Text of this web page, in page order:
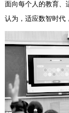
面向每个人的教育、
认为，适应数智时代